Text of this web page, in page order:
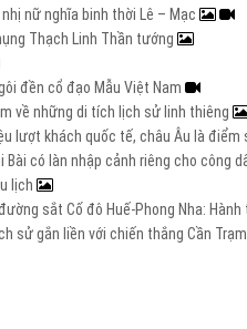
nữ nghĩa binh thời Lê – Mạc
Thạch Linh Thần tướng
đền cổ đạo Mẫu Việt Nam
về những di tích lịch sử linh thiêng
lượt khách quốc tế, châu Âu là
Bài có làn nhập cảnh riêng cho công
lịch
sắt Cố đô Huế-Phong Nha:
sử gắn liền với chiến thắng Cần